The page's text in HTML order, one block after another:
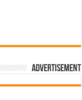
Advertisement